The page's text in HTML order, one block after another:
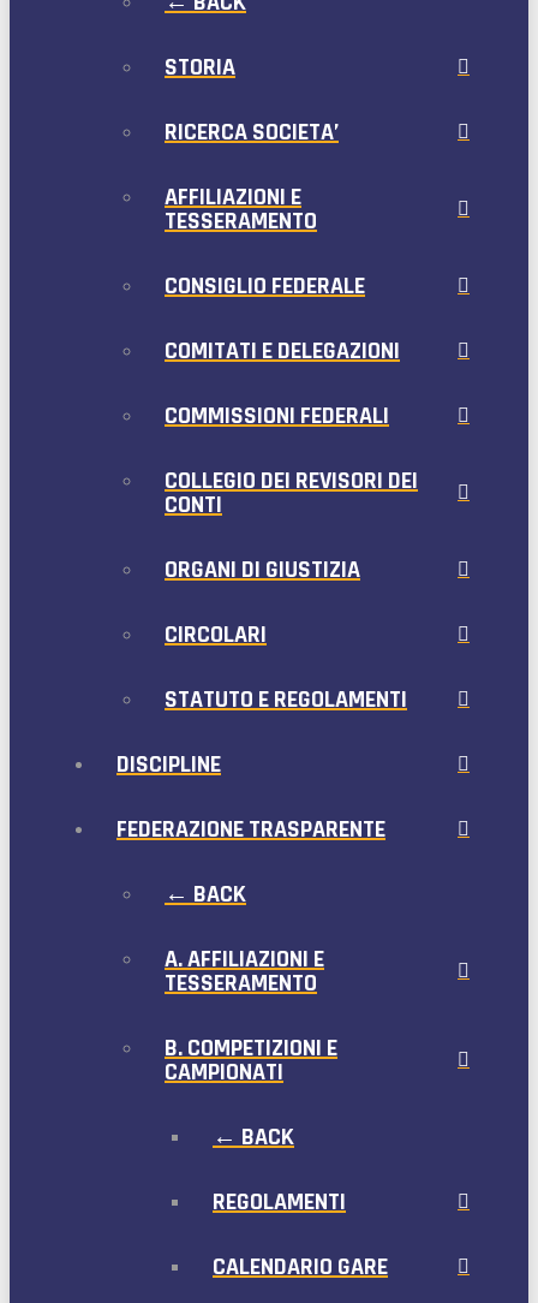
STORIA
RICERCA SOCIETA’
AFFILIAZIONI E
TESSERAMENTO
CONSIGLIO FEDERALE
COMITATI E DELEGAZIONI
COMMISSIONI FEDERALI
COLLEGIO DEI REVISORI DEI
CONTI
ORGANI DI GIUSTIZIA
CIRCOLARI
STATUTO E REGOLAMENTI
DISCIPLINE
FEDERAZIONE TRASPARENTE
← BACK
A. AFFILIAZIONI E
TESSERAMENTO
B. COMPETIZIONI E
CAMPIONATI
← BACK
REGOLAMENTI
CALENDARIO GARE